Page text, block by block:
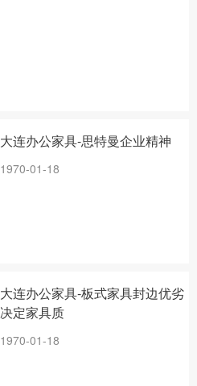
大连办公家具-思特曼企业精神
1970-01-18
大连办公家具-板式家具封边优劣
决定家具质
1970-01-18